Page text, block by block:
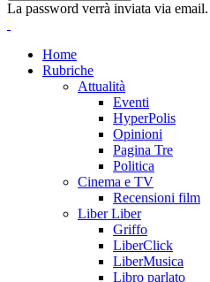
La password verrà inviata via email.
Home
Rubriche
Attualità
Eventi
HyperPolis
Opinioni
Pagina Tre
Politica
Cinema e TV
Recensioni film
Liber Liber
Griffo
LiberClick
LiberMusica
Libro parlato